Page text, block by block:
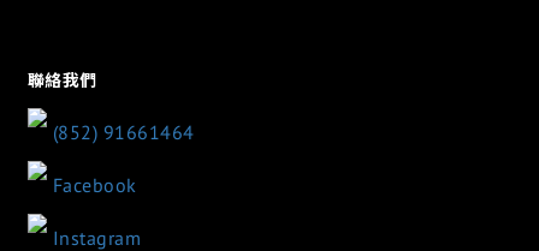
聯絡我們
(852) 91661464
Facebook
Instagram